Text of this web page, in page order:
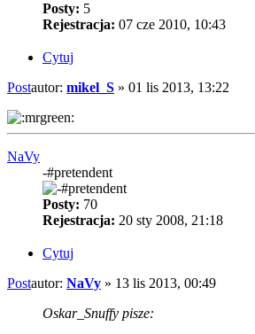
Posty: 5
Rejestracja: 07 cze 2010, 10:43
Cytuj
Postautor: mikel_S » 01 lis 2013, 13:22
NaVy
-#pretendent
Posty: 70
Rejestracja: 20 sty 2008, 21:18
Cytuj
Postautor: NaVy » 13 lis 2013, 00:49
Oskar_Snuffy pisze: